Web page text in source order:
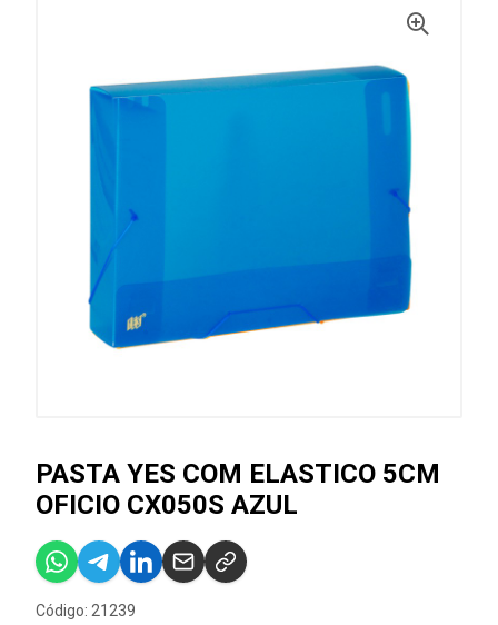
PASTA YES COM ELASTICO 5CM
OFICIO CX050S AZUL
Código: 21239